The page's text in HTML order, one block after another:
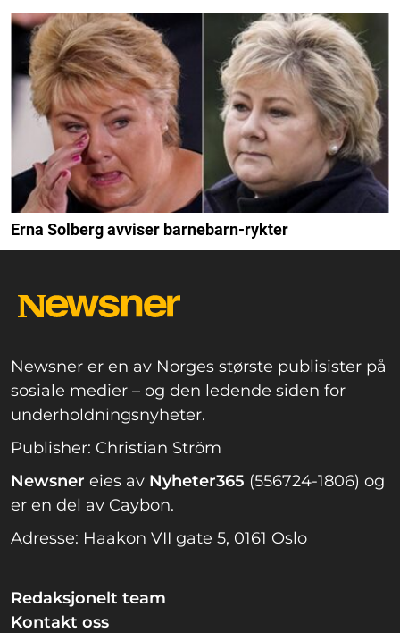
Erna Solberg avviser barnebarn-rykter
Newsner er en av Norges største publisister på
sosiale medier – og den ledende siden for
underholdningsnyheter.
Publisher: Christian Ström
Newsner eies av Nyheter365 (556724-1806) og
er en del av Caybon.
Adresse: Haakon VII gate 5, 0161 Oslo
Redaksjonelt team
Kontakt oss